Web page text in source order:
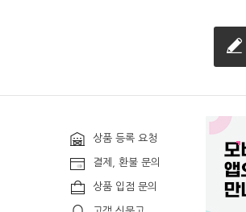
상품 등록 요청
결제, 환불 문의
상품 입점 문의